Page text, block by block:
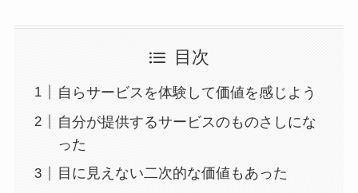
目次
自らサービスを体験して価値を感じよう
自分が提供するサービスのものさしにな
った
目に見えない二次的な価値もあった